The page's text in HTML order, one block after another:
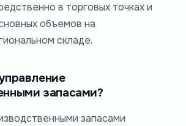
в торговых точках и
объемов на
складе.
запасами?
запасами